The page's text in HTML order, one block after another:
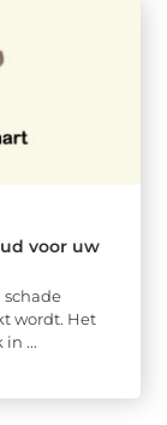
voor uw
wordt. Het
...